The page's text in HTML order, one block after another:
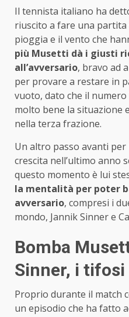
Il tennista italiano ha
riuscito a fare una
pioggia e il vento che
più Musetti dà i giusti
all’avversario, bravo ad
per provare a restare in
vuoto, dato che il
molto bene la situazione
nella terza frazione.
Un altro passo avanti
crescita nell’ultimo anno
questo momento è lui
la mentalità per poter
avversario, compresi i
mondo, Jannik Sinner e
Bomba
Sinner, i
Proprio durante il match
un episodio che ha fatto